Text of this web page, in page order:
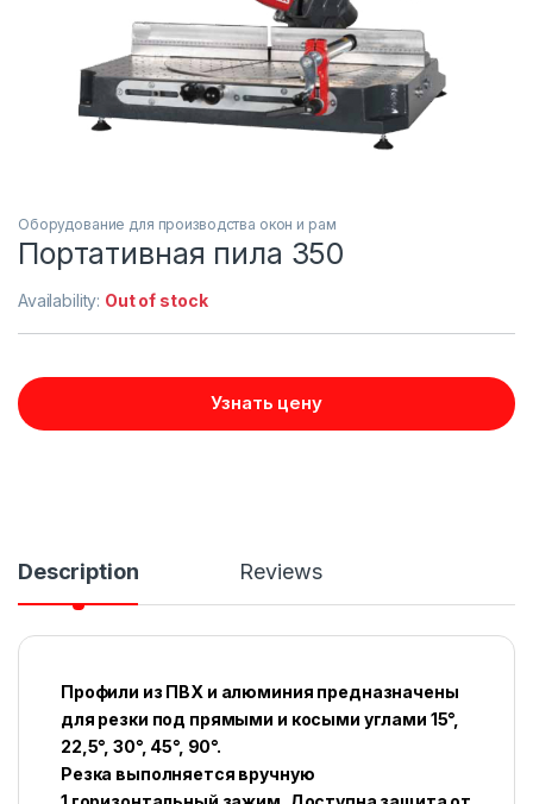
Оборудование для производства окон и рам
Портативная пила 350
Availability: Out of stock
Узнать цену
Description Reviews
Профили из ПВХ и алюминия предназначены
для резки под прямыми и косыми углами 15°,
22,5°, 30°, 45°, 90°.
Резка выполняется вручную